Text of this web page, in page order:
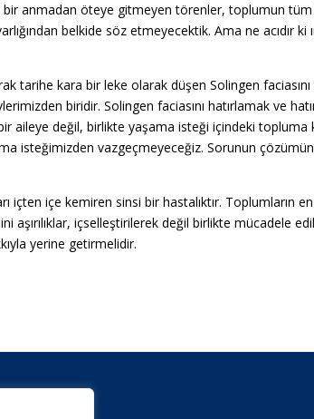
bir anmadan öteye gitmeyen törenler, toplumun
belkide söz etmeyecektik. Ama ne acıdır ki
tarihe kara bir leke olarak düşen Solingen
biridir. Solingen faciasını hatırlamak ve
aileye değil, birlikte yaşama isteği içindeki
isteğimizden vazgeçmeyeceğiz. Sorunun çözümünü
içten içe kemiren sinsi bir hastalıktır. Toplumların
aşırılıklar, içselleştirilerek değil birlikte mücadele
yerine getirmelidir.